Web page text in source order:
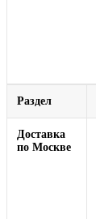
Раздел
Доставка
по Москве